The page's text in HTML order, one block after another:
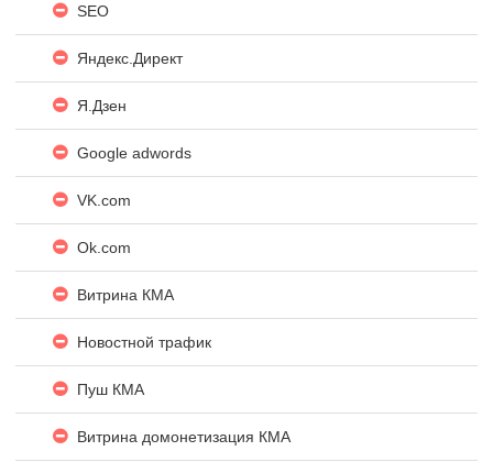
SEO
Яндекc.Директ
Я.Дзен
Google adwords
VK.com
Ok.com
Витрина КМА
Новостной трафик
Пуш КМА
Витрина домонетизация КМА